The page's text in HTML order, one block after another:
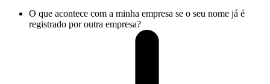
O que acontece com a minha empresa se o seu nome já é
registrado por outra empresa?